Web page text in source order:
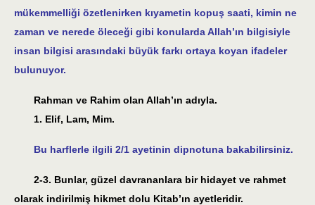
mükemmelliği özetlenirken kıyametin kopuş saati, kimin ne
zaman ve nerede öleceği gibi konularda Allah’ın bilgisiyle
insan bilgisi arasındaki büyük farkı ortaya koyan ifadeler
bulunuyor.
Rahman ve Rahim olan Allah’ın adıyla.
1. Elif, Lam, Mim.
Bu harflerle ilgili 2/1 ayetinin dipnotuna bakabilirsiniz.
2-3. Bunlar, güzel davrananlara bir hidayet ve rahmet
olarak indirilmiş hikmet dolu Kitab’ın ayetleridir.